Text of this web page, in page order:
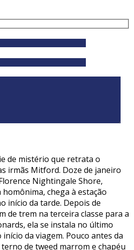
de mistério que retrata o
irmãs Mitford. Doze de janeiro
Nightingale Shore,
chega à estação
início da tarde. Depois de
de trem na terceira classe para a
ela se instala no último
da viagem. Pouco antes da
de tweed marrom e chapéu